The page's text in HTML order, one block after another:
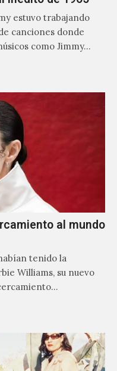
estuvo trabajando
canciones donde
como Jimmy…
al mundo
tenido la
Williams, su nuevo